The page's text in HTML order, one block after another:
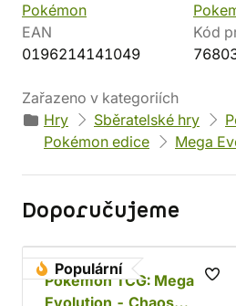
Pokémon
EAN
0196214141049
Kód
Zařazeno v kategoriích
Hry
Sběratelské hry
Pokémon edice
Mega
Doporučujeme
Populární
Pokémon TCG: Mega
Evolution - Chaos